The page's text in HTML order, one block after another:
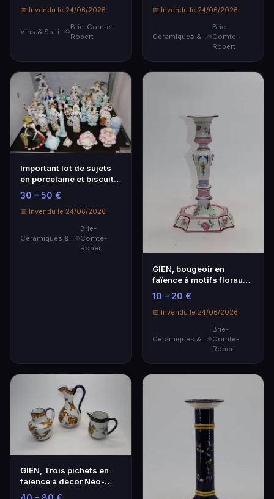
📅 Invendu le 24/06/2026
Vins & Spiritueux
Brie-Comte-
Robert
📅 Invendu le 24/06/2026
Céramiques & Porcelaine
Brie-
Comte-
Robert
Important lot de sujets
en porcelaine et biscuits
polychrome…
30 – 50 €
📅 Invendu le 24/06/2026
Céramiques & Porcelaine
Brie-
Comte-
Robert
GIEN, bougeoir en
faïence à motifs floraux
sur fond blanc et…
10 – 20 €
📅 Invendu le 24/06/2026
Brie-
Comte-
Robert
GIEN, Trois pichets en
faïence à décor Néo-
Renaissance sur f…